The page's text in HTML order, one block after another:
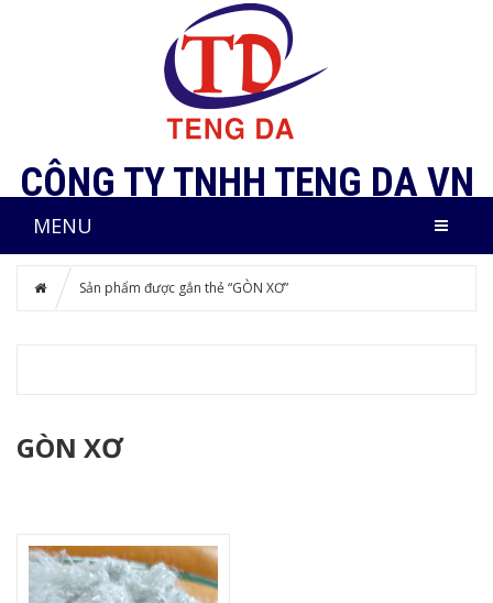
CÔNG TY TNHH TENG DA VN
MENU
Sản phẩm được gắn thẻ “GÒN XƠ”
GÒN XƠ